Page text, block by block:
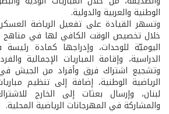
الوطنية والعربية والدولية.
وتسهر القيادة على تفعيل الرياضة
خلال تخصيص الوقت الكافي لها في مناهج
اليوميّة للوحدات، وإدراجها كمادة رئيسة
الدراسية، وإقامة المباريات الإجمالية
وتشجيع اشتراك فرق وأفراد من الجيش في
الرياضية الوطنية، إضافة إلى تنظيم
لبنان، وإرسال بعثات إلى الخارج
والمشاركة في المهرجانات الرياضية المحلية.